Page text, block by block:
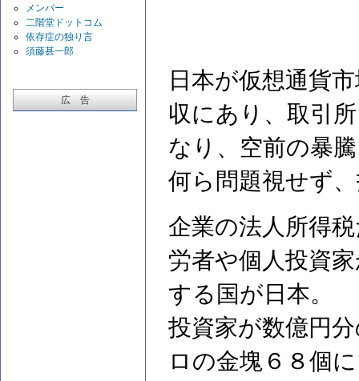
メンバー
二階堂ドットコム
依存症の独り言
須藤甚一郎
広 告
日本が仮想通貨
収にあり、取引
なり、空前の暴
何ら問題視せず
企業の法人所得
労者や個人投資
する国が日本。
投資家が数億円
ロの金塊６８個